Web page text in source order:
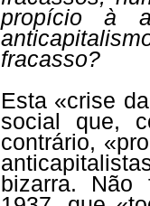
propício à
fracasso?
Esta «crise
social que,
contrário,
bizarra. Não